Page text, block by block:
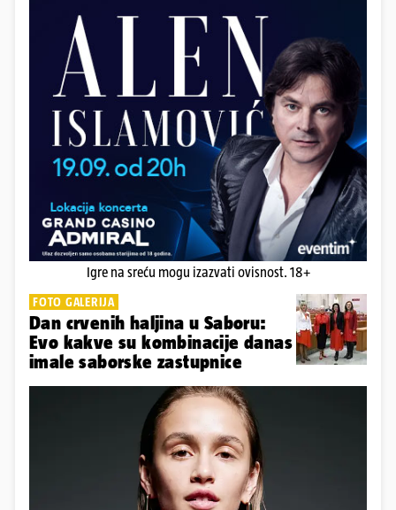
Igre na sreću mogu izazvati ovisnost. 18+
FOTO GALERIJA
Dan crvenih haljina u Saboru:
Evo kakve su kombinacije danas
imale saborske zastupnice